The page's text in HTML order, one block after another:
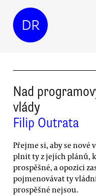
DR
Nad
vlády
Filip Outrata
Přejme si, aby se nové
plnit ty z jejích plánů,
prospěšné, a opozici
pojmenovávat ty
prospěšné nejsou.